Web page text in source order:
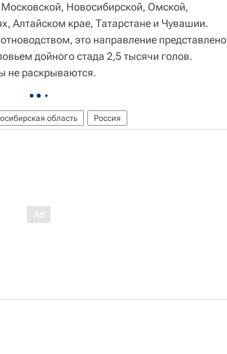
Новосибирской, Омской,
Алтайском крае, Татарстане и Чувашии.
это направление представлено
дойного стада 2,5 тысячи голов.
не раскрываются.
область Россия